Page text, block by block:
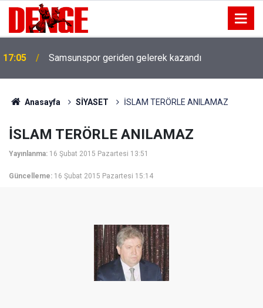
17:05 Samsunspor geriden gelerek kazandı
Anasayfa SİYASET İSLAM TERÖRLE ANILAMAZ
İSLAM TERÖRLE ANILAMAZ
Yayınlanma: 16 Şubat 2015 Pazartesi 13:51
Güncelleme: 16 Şubat 2015 Pazartesi 15:14